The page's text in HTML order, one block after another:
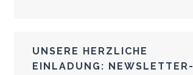
UNSERE HERZLICHE
EINLADUNG: NEWSLETTER-